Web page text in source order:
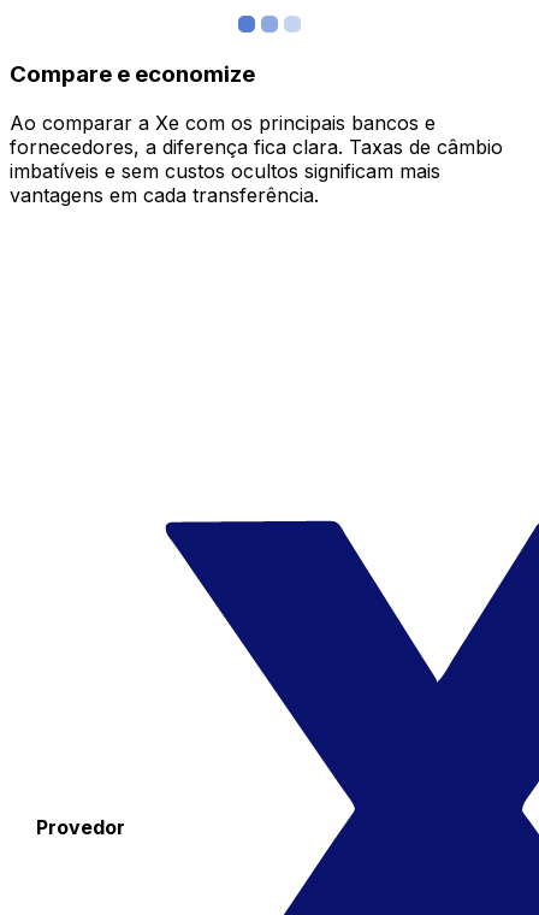
Compare e economize
Ao comparar a Xe com os principais bancos e
fornecedores, a diferença fica clara. Taxas de câmbio
imbatíveis e sem custos ocultos significam mais
vantagens em cada transferência.
Provedor